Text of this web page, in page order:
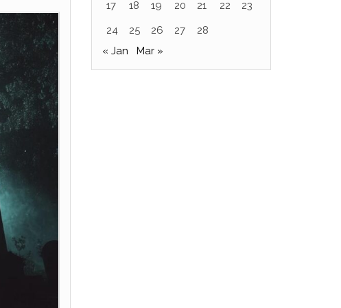
17
18 19 20 21 22
23
24
25 26 27
28
« Jan
Mar »